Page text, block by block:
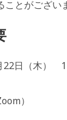
とがござい
22日（木）
）